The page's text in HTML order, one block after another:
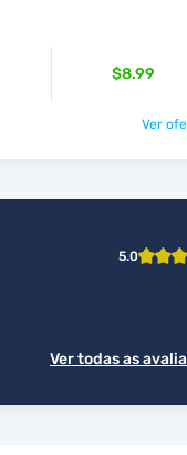
$8.99
Ver
5.0
Ver todas as